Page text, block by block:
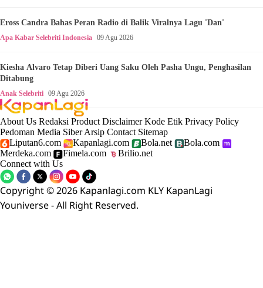
Eross Candra Bahas Peran Radio di Balik Viralnya Lagu 'Dan'
Apa Kabar Selebriti Indonesia 09 Agu 2026
Kiesha Alvaro Tetap Diberi Uang Saku Oleh Pasha Ungu, Penghasilan
Ditabung
Anak Selebriti 09 Agu 2026
About Us Redaksi Product Disclaimer Kode Etik Privacy Policy
Pedoman Media Siber Arsip Contact Sitemap
Liputan6.com
Kapanlagi.com Bola.net
Bola.com
Merdeka.com
Fimela.com
Brilio.net
Connect with Us
Copyright © 2026 Kapanlagi.com KLY KapanLagi
Youniverse - All Right Reserved.